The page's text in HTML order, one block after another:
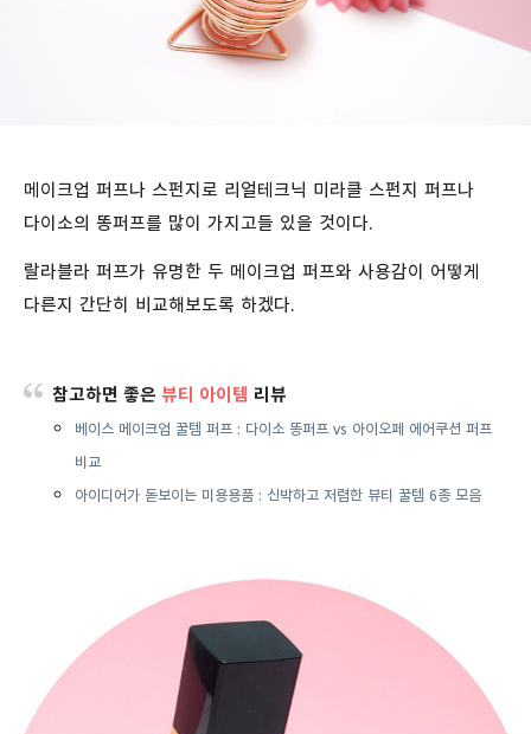
메이크업 퍼프나 스펀지로 리얼테크닉 미라클 스펀지 퍼프나
다이소의 똥퍼프를 많이 가지고들 있을 것이다.
랄라블라 퍼프가 유명한 두 메이크업 퍼프와 사용감이 어떻게
다른지 간단히 비교해보도록 하겠다.
참고하면 좋은 뷰티 아이템 리뷰
베이스 메이크업 꿀템 퍼프 : 다이소 똥퍼프 vs 아이오페 에어쿠션 퍼프
비교
아이디어가 돋보이는 미용용품 : 신박하고 저렴한 뷰티 꿀템 6종 모음